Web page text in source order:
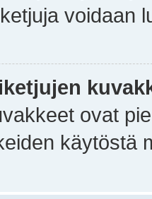
voidaan
ovat
käytöstä